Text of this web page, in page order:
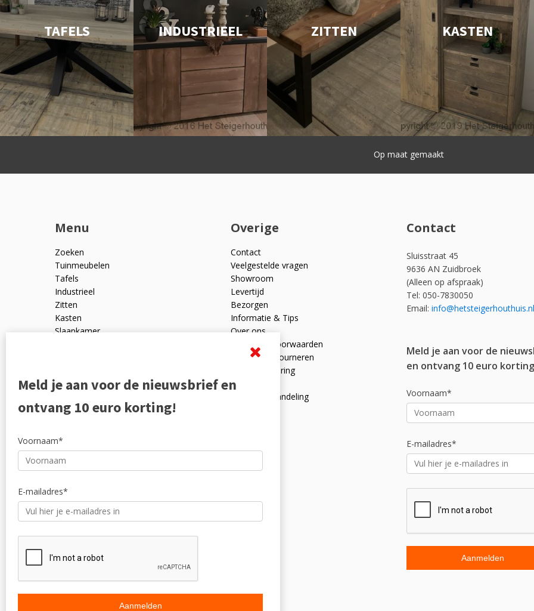
TAFELS INDUSTRIEEL ZITTEN KASTEN
Snelle levering
Menu
Zoeken
Tuinmeubelen
Tafels
Industrieel
Zitten
Kasten
Slaapkamer
Outlet
Overige
Contact
Veelgestelde vragen
Showroom
Levertijd
Bezorgen
Informatie & Tips
Over ons
Algemene voorwaarden
Ruilen en retourneren
Privacyverklaring
Reviewpolicy
Klachtenafhandeling
Contact
Sluisstraat 45
9636 AN Zuidbroek
(Alleen op afspraak)
Tel: 050-7830050
Email: info@hetsteigerhouthuis.nl
Meld je aan voor de
en ontvang 10 euro
Voornaam*
E-mailadres*
Meld je aan voor de nieuwsbrief en
ontvang 10 euro korting!
Voornaam*
E-mailadres*